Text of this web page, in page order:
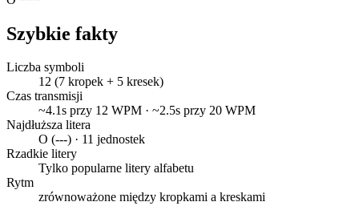
Szybkie fakty
Liczba symboli
12 (7 kropek + 5 kresek)
Czas transmisji
~4.1s przy 12 WPM · ~2.5s przy 20 WPM
Najdłuższa litera
O (---) · 11 jednostek
Rzadkie litery
Tylko popularne litery alfabetu
Rytm
zrównoważone między kropkami a kreskami